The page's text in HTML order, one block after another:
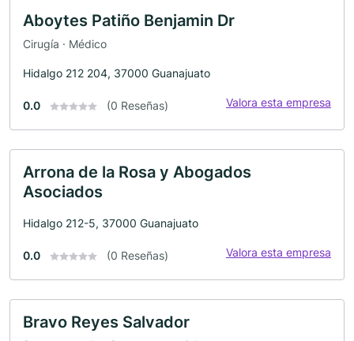
Aboytes Patiño Benjamin Dr
Cirugía · Médico
Hidalgo 212 204, 37000 Guanajuato
0.0 (0 Reseñas) Valora esta empresa
Arrona de la Rosa y Abogados
Asociados
Hidalgo 212-5, 37000 Guanajuato
0.0 (0 Reseñas) Valora esta empresa
Bravo Reyes Salvador